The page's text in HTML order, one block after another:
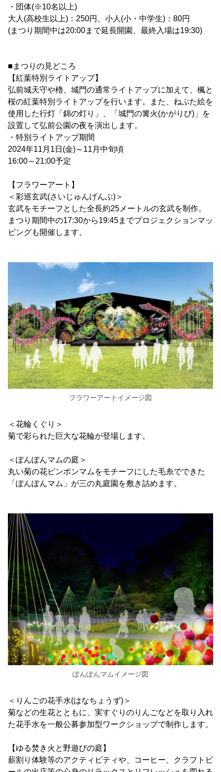
・団体(※10名以上)
大人(高校生以上)：250円、小人(小・中学生)：80円
(まつり期間中は20:00まで延長開園、最終入場は19:30)
■まつりの見どころ
【紅葉特別ライトアップ】
弘前城天守や櫓、城門の通常ライトアップに加えて、楓と
桜の紅葉特別ライトアップを行います。また、ねぷた絵を
使用した行灯「錦の灯り」、「城門の篝火(かがりび)」を
設置して弘前公園の夜を演出します。
・特別ライトアップ期間
2024年11月1日(金)～11月中旬頃
16:00～21:00予定
【フラワーアート】
＜彩巡玄武(さいじゅんげんぶ)＞
玄武をモチーフとした全長約25メートルの玄武を制作。
まつり期間中の17:30から19:45までプロジェクションマッ
ピングも開催します。
フラワーアートイメージ図
＜花輪くぐり＞
菊で彩られた巨大な花輪が登場します。
＜ぽんぽんマムの庭＞
丸い菊の花ピンポンマムをモチーフにした毛糸でできた
「ぽんぽんマム」が三の丸庭園を敷き詰めます。
ぽんぽんマムイメージ図
＜りんごの花手水(はなちょうず)＞
菊などの生花とともに、実すぐりのりんごなどを取り入れ
た花手水を一般公募参加型ワークショップで制作します。
【ゆる焚き火と野遊びの庭】
薪割り体験等のアクティビティや、コーヒー、クラフトビ